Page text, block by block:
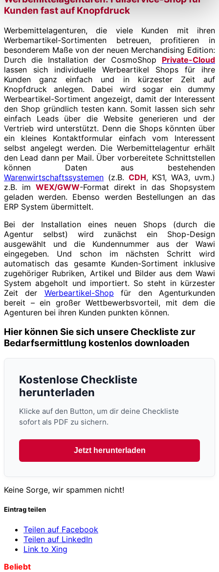
Kunden fast auf Knopfdruck
Werbemittelagenturen, die viele Kunden mit ihren
Werbemartikel-Sortimenten betreuen, profitieren in
besonderem Maße von der neuen Merchandising Edition:
Durch die Installation der CosmoShop Private-Cloud
lassen sich individuelle Werbeartikel Shops für ihre
Kunden ganz einfach und in kürzester Zeit auf
Knopfdruck anlegen. Dabei wird sogar ein dummy
Werbeartikel-Sortiment angezeigt, damit der Interessent
den Shop gründlich testen kann. Somit lassen sich sehr
einfach Leads über die Website generieren und der
Vertrieb wird unterstützt. Denn die Shops könnten über
ein kleines Kontaktformular einfach vom Interessent
selbst angelegt werden. Die Werbemittelagentur erhält
den Lead dann per Mail. Über vorbereitete Schnittstellen
können Daten aus bestehenden
Warenwirtschaftssystemen (z.B. CDH, KS1, WA3, uvm.)
z.B. im WEX/GWW-Format direkt in das Shopsystem
geladen werden. Ebenso werden Bestellungen an das
ERP System übermittelt.
Bei der Installation eines neuen Shops (durch die
Agentur selbst) wird zunächst ein Shop-Design
ausgewählt und die Kundennummer aus der Wawi
eingegeben. Und schon im nächsten Schritt wird
automatisch das gesamte Kunden-Sortiment inklusive
zugehöriger Rubriken, Artikel und Bilder aus dem Wawi
System abgeholt und importiert. So steht in kürzester
Zeit der Werbeartikel-Shop für den Agenturkunden
bereit – ein großer Wettbewerbsvorteil, mit dem die
Agenturen bei ihren Kunden punkten können.
Hier können Sie sich unsere Checkliste zur
Bedarfsermittlung kostenlos downloaden
Kostenlose Checkliste
herunterladen
Klicke auf den Button, um dir deine Checkliste
sofort als PDF zu sichern.
Jetzt herunterladen
Keine Sorge, wir spammen nicht!
Eintrag teilen
Teilen auf Facebook
Teilen auf LinkedIn
Link to Xing
Beliebt